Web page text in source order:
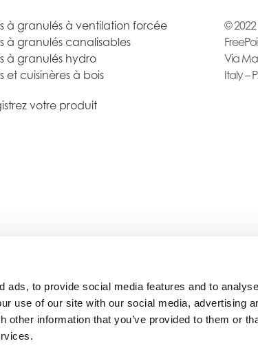
ads, to provide social media features and to
use of our site with our social media, advertising
information that you’ve provided to them or
à granulés à ventilation forcée
à granulés canalisables
à granulés hydro
et cuisinères à bois
votre produit
© 2022
Via
Italy –